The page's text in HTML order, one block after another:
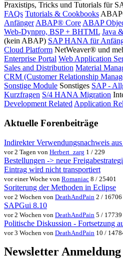
Praxistips, Tricks und Tutorials für
FAQs Tutorials & Cookbooks
Anfänger ABAP® Core ABAP
Web-Dynpro, BSP + BHTML Java
(kein ABAP) SAP HANA für
Cloud Platform NetWeaver® und
Enterprise Portal Web Application
Sales and Distribution Material
CRM (Customer Relationship
Sonstige Module Sonstiges SAP -
Kurzfragen S/4 HANA Migration
Development Related Application
Aktuelle Forenbeiträge
Indirekter Verwendungsnachweis
vor 2 Tagen von Herbert_zarg 1 / 229
Bestellungen -> neue
Eintrag wird nicht transportiert
vor einer Woche von Romaniac 8 / 25401
Soriterung der Methoden in Eclipse
vor 2 Wochen von DeathAndPain 2 / 16706
SAPGui 8.10
vor 2 Wochen von DeathAndPain 5 / 17739
Politische Diskussion - Fortsetzung
vor 3 Wochen von DeathAndPain 10 /
Newsletter Anmeldung